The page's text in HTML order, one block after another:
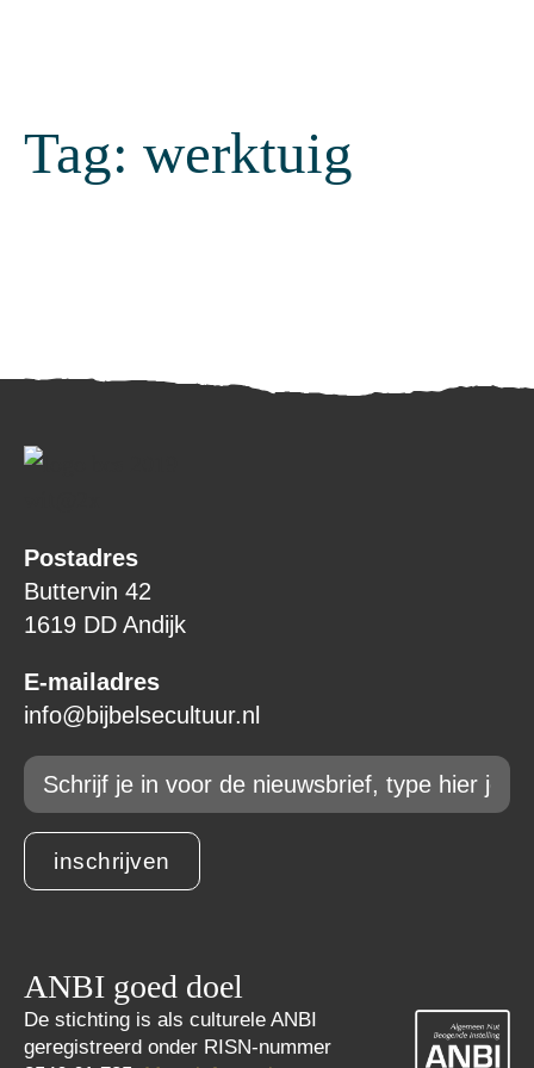
Tag: werktuig
Postadres
Buttervin 42
1619 DD Andijk
E-mailadres
info@bijbelsecultuur.nl
Email
inschrijven
ANBI goed doel
De stichting is als culturele ANBI
geregistreerd onder RISN-nummer